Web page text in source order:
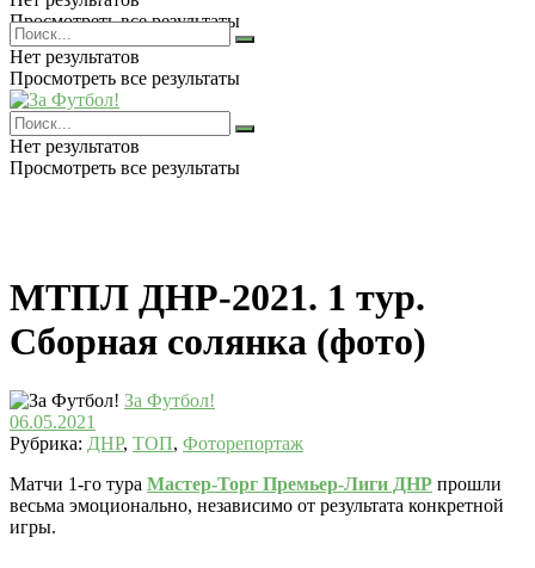
Просмотреть все результаты
Нет результатов
Просмотреть все результаты
Нет результатов
Просмотреть все результаты
МТПЛ ДНР-2021. 1 тур.
Сборная солянка (фото)
За Футбол!
06.05.2021
Рубрика: ДНР, ТОП, Фоторепортаж
Матчи 1-го тура Мастер-Торг Премьер-Лиги ДНР прошли
весьма эмоционально, независимо от результата конкретной
игры.